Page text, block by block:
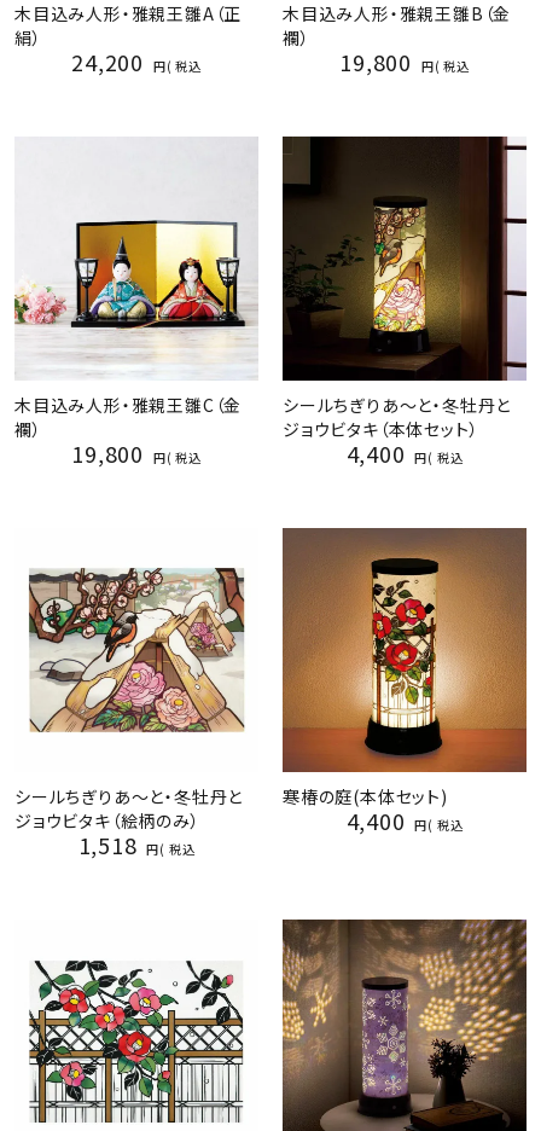
木目込み人形・雅親王雛A（正
絹）
24,200 税込
木目込み人形・雅親王雛B（金
襴）
19,800 税込
木目込み人形・雅親王雛C（金
襴）
19,800 税込
シールちぎりあ～と・冬牡丹と
ジョウビタキ（本体セット）
4,400 税込
シールちぎりあ～と・冬牡丹と
ジョウビタキ（絵柄のみ）
1,518 税込
寒椿の庭(本体セット)
4,400 税込